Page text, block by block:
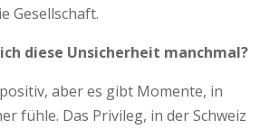
Gesellschaft.
diese Unsicherheit manchmal?
aber es gibt Momente, in
fühle. Das Privileg, in der Schweiz